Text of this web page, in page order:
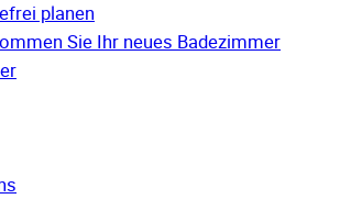
planen
Sie Ihr neues Badezimmer